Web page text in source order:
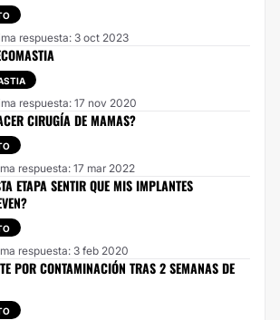
respuesta: 3 oct 2023
respuesta: 17 nov 2020
CIRUGÍA DE MAMAS?
respuesta: 17 mar 2022
ETAPA SENTIR QUE MIS IMPLANTES
respuesta: 3 feb 2020
POR CONTAMINACIÓN TRAS 2 SEMANAS DE